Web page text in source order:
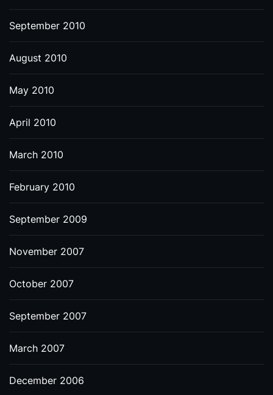
September 2010
August 2010
May 2010
April 2010
March 2010
February 2010
September 2009
November 2007
October 2007
September 2007
March 2007
December 2006